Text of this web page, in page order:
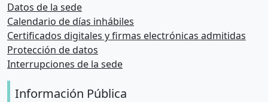
Datos de la sede
Calendario de días inhábiles
Certificados digitales y firmas electrónicas admitidas
Protección de datos
Interrupciones de la sede
Información Pública